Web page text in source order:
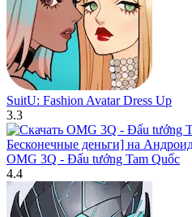
SuitU: Fashion Avatar Dress Up
3.3
OMG 3Q - Đấu tướng Tam Quốc
4.4